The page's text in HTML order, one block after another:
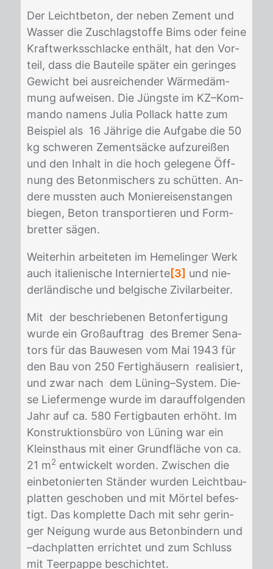
Der Leicht­be­ton, der ne­ben Ze­ment und
Was­ser die Zu­schlag­stof­fe Bims oder fei­ne
Kraft­werks­schla­cke ent­hält, hat den Vor­
teil, dass die Bau­tei­le spä­ter ein ge­rin­ges
Ge­wicht bei aus­rei­chen­der Wär­me­däm­
mung auf­wei­sen. Die Jüngs­te im KZ–Kom­
man­do na­mens Ju­lia Pol­lack hat­te zum
Bei­spiel als 16 Jäh­ri­ge die Auf­ga­be die 50
kg schwe­ren Ze­ment­sä­cke auf­zu­rei­ßen
und den In­halt in die hoch ge­le­ge­ne Öff­
nung des Be­ton­mi­schers zu schüt­ten. An­
de­re muss­ten auch Mo­nie­rei­sen­stan­gen
bie­gen, Be­ton trans­por­tie­ren und Form­
bret­ter sä­gen.
Wei­ter­hin ar­bei­te­ten im Heme­lin­ger Werk
auch ita­lie­ni­sche In­ter­nier­te[3] und nie­
der­län­di­sche und bel­gi­sche Zi­vil­ar­bei­ter.
Mit der be­schrie­be­nen Be­ton­fer­ti­gung
wur­de ein Groß­auf­trag des Bre­mer Se­na­
tors für das Bau­we­sen vom Mai 1943 für
den Bau von 250 Fer­tig­häu­sern rea­li­siert,
und zwar nach dem Lü­ning–Sys­tem. Die­
se Lie­fer­men­ge wur­de im dar­auf­fol­gen­den
Jahr auf ca. 580 Fer­tig­bau­ten er­höht. Im
Kon­struk­ti­ons­bü­ro von Lü­ning war ein
Kleinst­haus mit ei­ner Grund­flä­che von ca.
21 m2 ent­wi­ckelt wor­den. Zwi­schen die
ein­be­to­nier­ten Stän­der wur­den Leicht­bau­
plat­ten ge­scho­ben und mit Mör­tel be­fes­
tigt. Das kom­plet­te Dach mit sehr ge­rin­
ger Nei­gung wur­de aus Be­ton­bin­dern und
–dach­plat­ten er­rich­tet und zum Schluss
mit Teer­pap­pe be­schich­tet.